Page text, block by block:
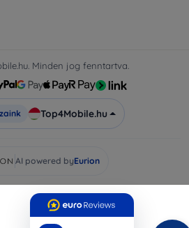
Minden jog fenntartva.
Top4Mobile.hu
AI powered byEurion